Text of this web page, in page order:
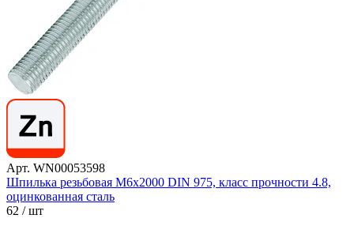
Арт. WN00053598
Шпилька резьбовая М6х2000 DIN 975, класс прочности 4.8,
оцинкованная сталь
62 / шт